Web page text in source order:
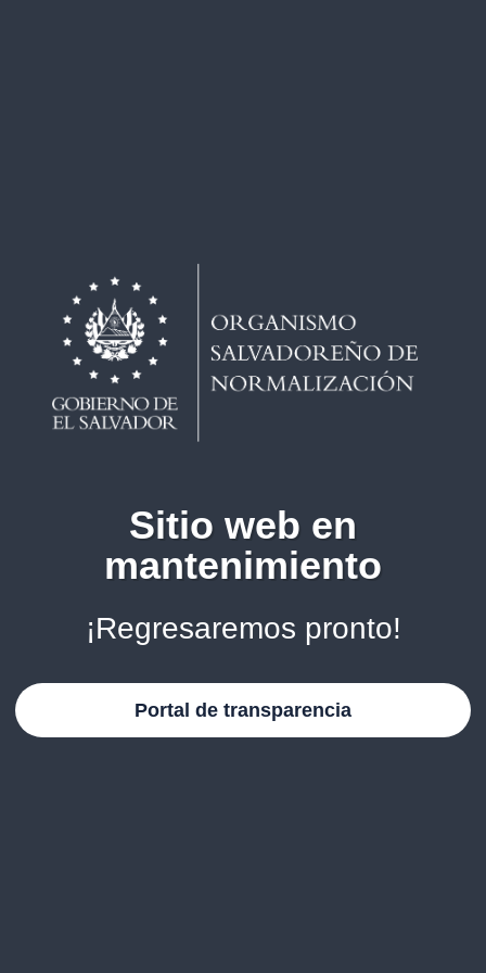
Sitio web en
mantenimiento
¡Regresaremos pronto!
Portal de transparencia